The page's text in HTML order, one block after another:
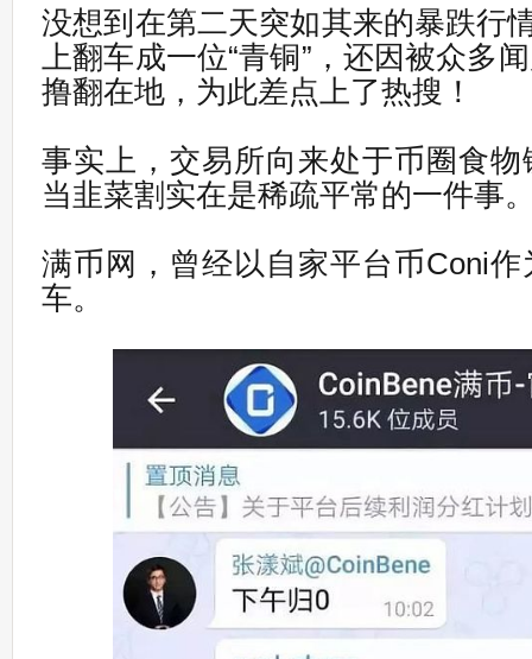
没想到在第二天突如其来的暴跌行
上翻车成一位“青铜”，还因被众多
撸翻在地，为此差点上了热搜！
事实上，交易所向来处于币圈食
当韭菜割实在是稀疏平常的一件事
满币网，曾经以自家平台币Coni
车。